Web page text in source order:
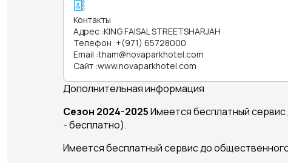
Контакты
Адрес :KING FAISAL STREETSHARJAH
Телефон :+(971) 65728000
Email :tham@novaparkhotel.com
Сайт :www.novaparkhotel.com
Дополнительная информация
Сезон 2024-2025Имеется бесплатный сервис
- бесплатно).
Имеется бесплатный сервис до